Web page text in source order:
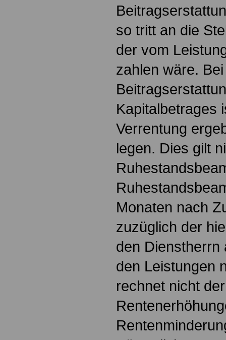
so tritt an die
der vom
zahlen wäre.
Kapitalbetrages
Verrentung
legen. Dies gilt
Monaten nach
zuzüglich der
den Dienstherrn
den Leistungen
rechnet nicht